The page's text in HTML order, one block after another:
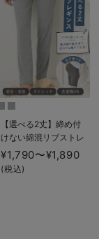
【選べる2丈】締め付
けない綿混リブストレ
ートレギンス【産後ま
で長く使える】
¥1,790〜¥1,890
(税込)